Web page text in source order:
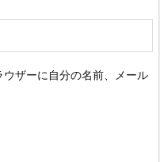
ザーに自分の名前、メール